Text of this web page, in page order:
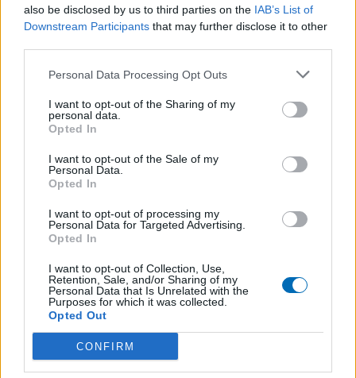
also be disclosed by us to third parties on the IAB’s List of
Downstream Participants that may further disclose it to other
Personal Data Processing Opt Outs
I want to opt-out of the Sharing of my
personal data.
Opted In
I want to opt-out of the Sale of my
Personal Data.
Opted In
I want to opt-out of processing my
Personal Data for Targeted Advertising.
Opted In
I want to opt-out of Collection, Use,
Retention, Sale, and/or Sharing of my
Personal Data that Is Unrelated with the
Purposes for which it was collected.
Opted Out
CONFIRM
PRÉCÉDENT
ÉVÉNEMENT | La
SUIVANT